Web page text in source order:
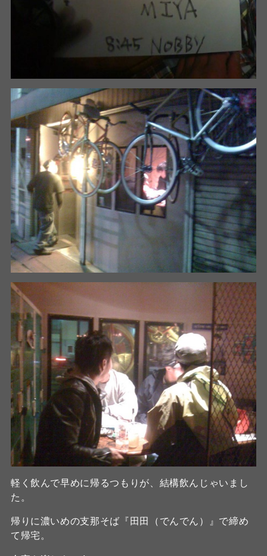
軽く飲んで早めに帰るつもりが、結構飲んじゃいまし
た。
帰りに濃いめの支那そば『田田（でんでん）』で締め
て帰宅。